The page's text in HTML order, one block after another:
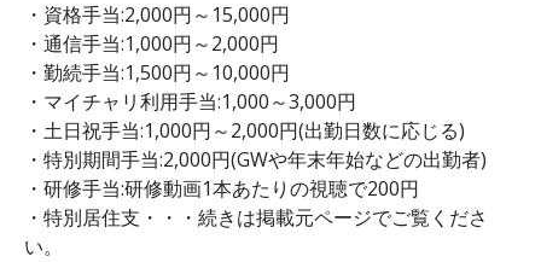
・資格手当:2,000円～15,000円
・通信手当:1,000円～2,000円
・勤続手当:1,500円～10,000円
・マイチャリ利用手当:1,000～3,000円
・土日祝手当:1,000円～2,000円(出勤日数に応じる)
・特別期間手当:2,000円(GWや年末年始などの出勤者)
・研修手当:研修動画1本あたりの視聴で200円
・特別居住支・・・続きは掲載元ページでご覧くださ
い。